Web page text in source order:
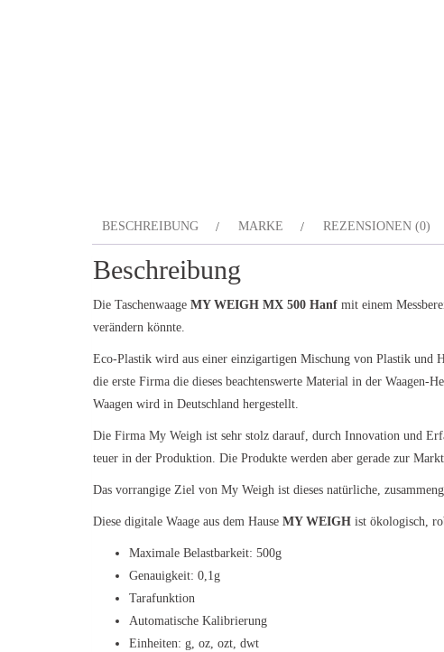
BESCHREIBUNG MARKE REZENSIONEN (0)
Beschreibung
Die Taschenwaage MY WEIGH MX 500 Hanf mit einem
verändern könnte.
Eco-Plastik wird aus einer einzigartigen Mischung von Plastik und
die erste Firma die dieses beachtenswerte Material in der Waagen-
Waagen wird in Deutschland hergestellt.
Die Firma My Weigh ist sehr stolz darauf, durch Innovation und
teuer in der Produktion. Die Produkte werden aber gerade zur
Das vorrangige Ziel von My Weigh ist dieses natürliche,
Diese digitale Waage aus dem Hause MY WEIGH ist ökologisch,
Maximale Belastbarkeit: 500g
Genauigkeit: 0,1g
Tarafunktion
Automatische Kalibrierung
Einheiten: g, oz, ozt, dwt